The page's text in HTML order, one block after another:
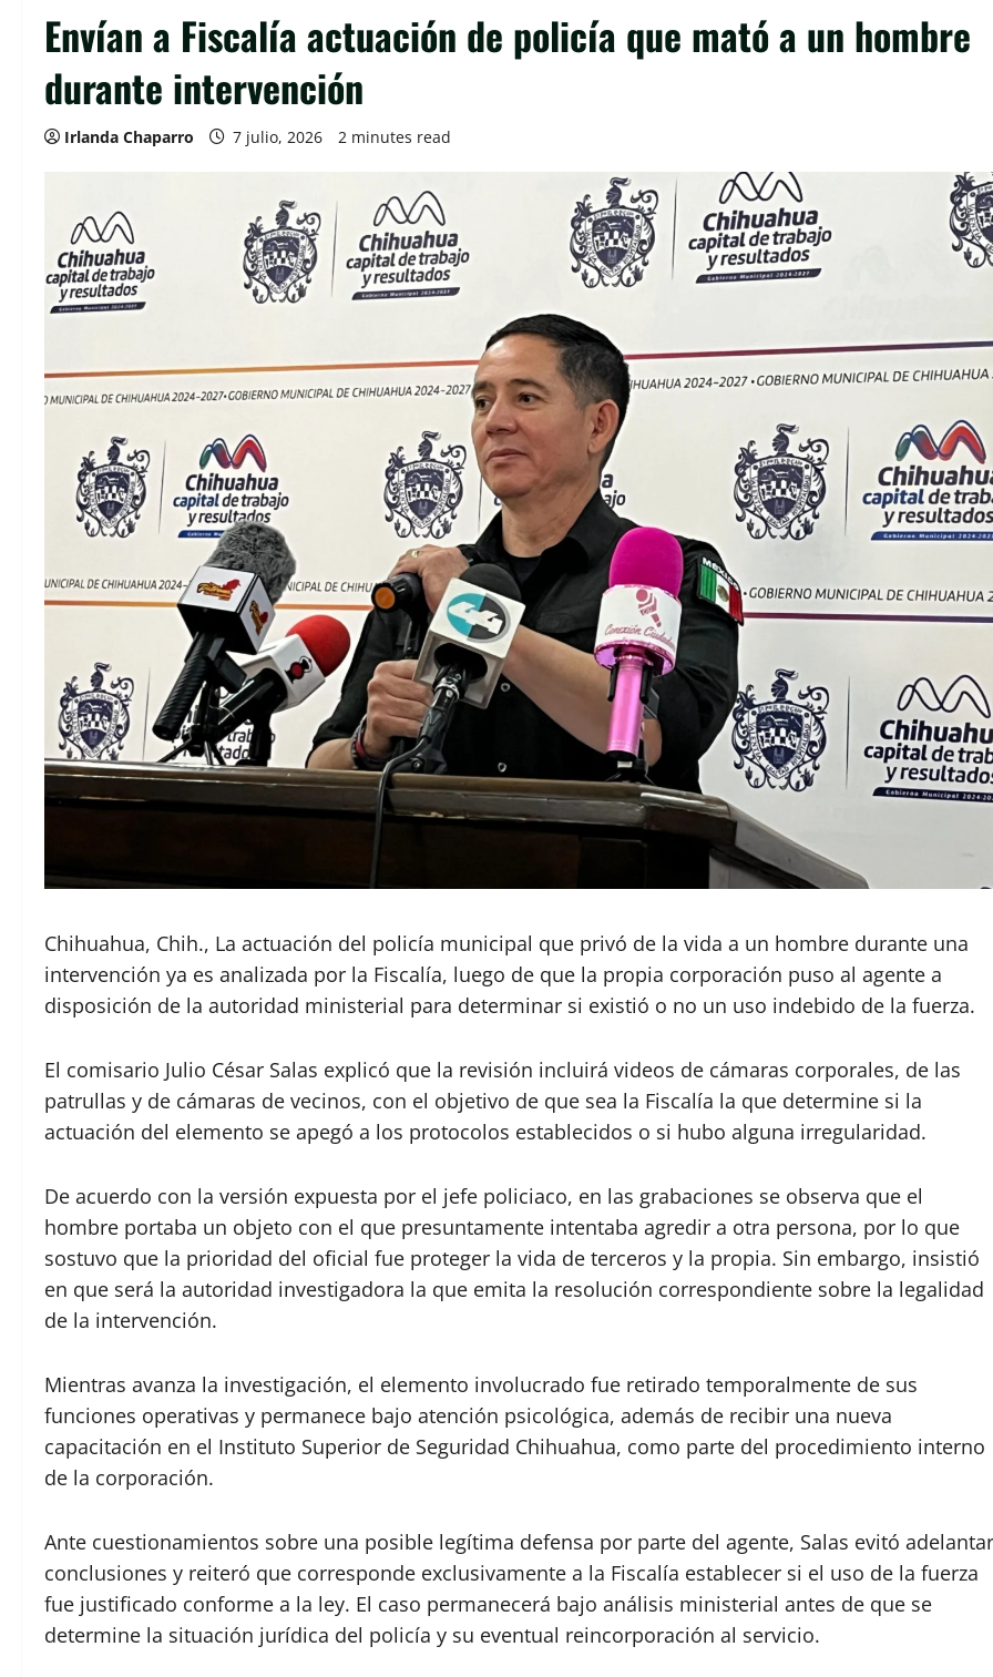
Envían a Fiscalía actuación de policía que mató a un hombre
durante intervención
Irlanda Chaparro 7 julio, 2026 2 minutes read
Chihuahua, Chih., La actuación del policía municipal que privó de la vida a un hombre durante una
intervención ya es analizada por la Fiscalía, luego de que la propia corporación puso al agente a
disposición de la autoridad ministerial para determinar si existió o no un uso indebido de la fuerza.
El comisario Julio César Salas explicó que la revisión incluirá videos de cámaras corporales, de las
patrullas y de cámaras de vecinos, con el objetivo de que sea la Fiscalía la que determine si la
actuación del elemento se apegó a los protocolos establecidos o si hubo alguna irregularidad.
De acuerdo con la versión expuesta por el jefe policiaco, en las grabaciones se observa que el
hombre portaba un objeto con el que presuntamente intentaba agredir a otra persona, por lo que
sostuvo que la prioridad del oficial fue proteger la vida de terceros y la propia. Sin embargo, insistió
en que será la autoridad investigadora la que emita la resolución correspondiente sobre la legalidad
de la intervención.
Mientras avanza la investigación, el elemento involucrado fue retirado temporalmente de sus
funciones operativas y permanece bajo atención psicológica, además de recibir una nueva
capacitación en el Instituto Superior de Seguridad Chihuahua, como parte del procedimiento interno
de la corporación.
Ante cuestionamientos sobre una posible legítima defensa por parte del agente, Salas evitó adelantar
conclusiones y reiteró que corresponde exclusivamente a la Fiscalía establecer si el uso de la fuerza
fue justificado conforme a la ley. El caso permanecerá bajo análisis ministerial antes de que se
determine la situación jurídica del policía y su eventual reincorporación al servicio.